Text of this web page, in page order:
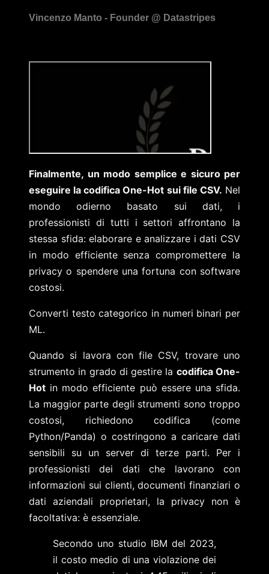
Finalmente, un modo semplice e sicuro per
eseguire la codifica One-Hot sui file CSV. Nel
mondo odierno basato sui dati, i
professionisti di tutti i settori affrontano la
stessa sfida: elaborare e analizzare i dati CSV
in modo efficiente senza compromettere la
privacy o spendere una fortuna con software
costosi.
Converti testo categorico in numeri binari per
ML.
Quando si lavora con file CSV, trovare uno
strumento in grado di gestire la codifica One-
Hot in modo efficiente può essere una sfida.
La maggior parte degli strumenti sono troppo
costosi, richiedono codifica (come
Python/Panda) o costringono a caricare dati
sensibili su un server di terze parti. Per i
professionisti dei dati che lavorano con
informazioni sui clienti, documenti finanziari o
dati aziendali proprietari, la privacy non è
facoltativa: è essenziale.
Secondo uno studio IBM del 2023,
il costo medio di una violazione dei